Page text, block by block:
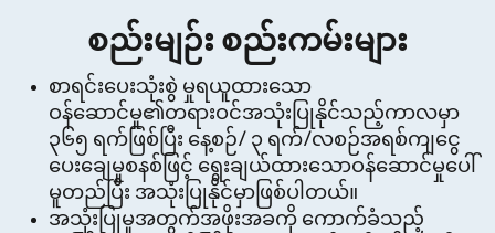
စည်းမျဉ်း စည်းကမ်းများ
စာရင်းပေးသုံးစွဲ မှုရယူထားသော
ဝန်ဆောင်မှု၏တရားဝင်အသုံးပြုနိုင်သည့်ကာလမှာ
၃၆၅ ရက်ဖြစ်ပြီး နေ့စဉ်/ ၃ ရက်/လစဉ်အရစ်ကျငွေ
ပေးချေမှုစနစ်ဖြင့် ရွေးချယ်ထားသောဝန်ဆောင်မှုပေါ်
မူတည်ပြီး အသုံးပြုနိုင်မှာဖြစ်ပါတယ်။
အသုံးပြုမှုအတွက်အဖိုးအခကို ကောက်ခံသည့်